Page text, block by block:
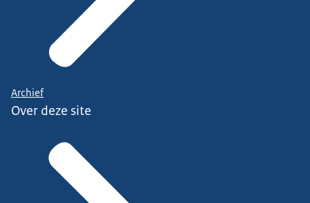
Archief
Over deze site